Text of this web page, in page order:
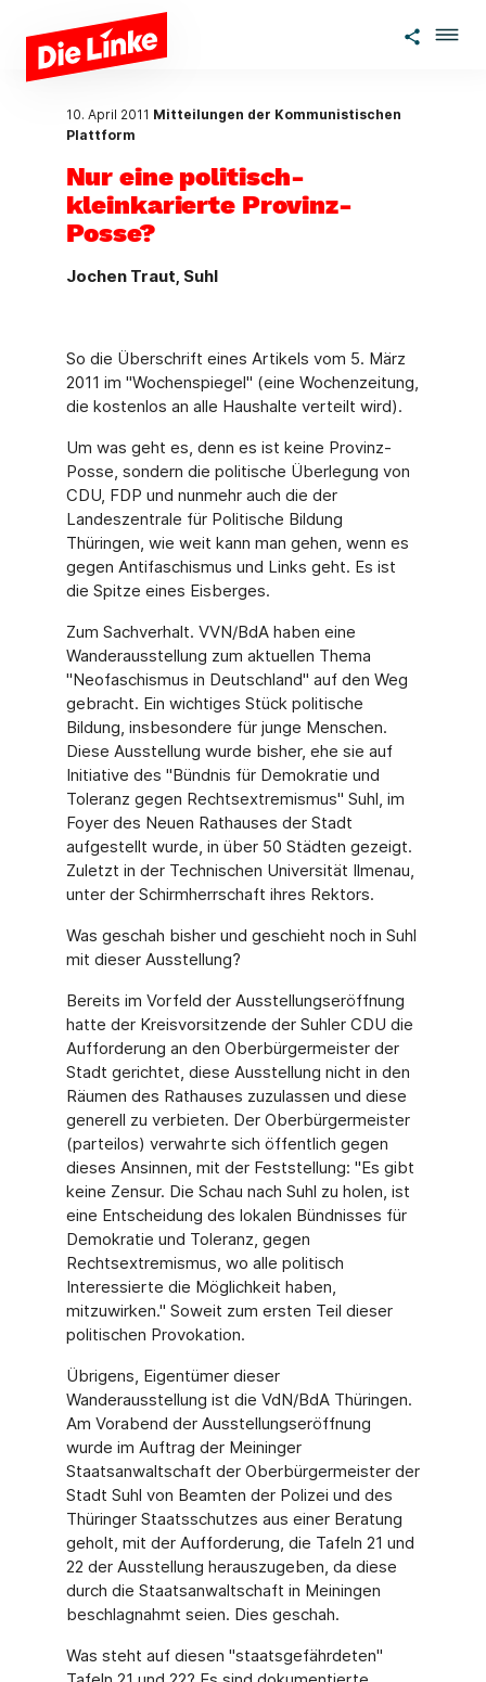
Zum Hauptinhalt springen
10. April 2011 Mitteilungen der Kommunistischen
Plattform
Nur eine politisch-
kleinkarierte Provinz-
Posse?
Jochen Traut, Suhl
So die Überschrift eines Artikels vom 5. März
2011 im "Wochenspiegel" (eine Wochenzeitung,
die kostenlos an alle Haushalte verteilt wird).
Um was geht es, denn es ist keine Provinz-
Posse, sondern die politische Überlegung von
CDU, FDP und nunmehr auch die der
Landeszentrale für Politische Bildung
Thüringen, wie weit kann man gehen, wenn es
gegen Antifaschismus und Links geht. Es ist
die Spitze eines Eisberges.
Zum Sachverhalt. VVN/BdA haben eine
Wanderausstellung zum aktuellen Thema
"Neofaschismus in Deutschland" auf den Weg
gebracht. Ein wichtiges Stück politische
Bildung, insbesondere für junge Menschen.
Diese Ausstellung wurde bisher, ehe sie auf
Initiative des "Bündnis für Demokratie und
Toleranz gegen Rechtsextremismus" Suhl, im
Foyer des Neuen Rathauses der Stadt
aufgestellt wurde, in über 50 Städten gezeigt.
Zuletzt in der Technischen Universität Ilmenau,
unter der Schirmherrschaft ihres Rektors.
Was geschah bisher und geschieht noch in Suhl
mit dieser Ausstellung?
Bereits im Vorfeld der Ausstellungseröffnung
hatte der Kreisvorsitzende der Suhler CDU die
Aufforderung an den Oberbürgermeister der
Stadt gerichtet, diese Ausstellung nicht in den
Räumen des Rathauses zuzulassen und diese
generell zu verbieten. Der Oberbürgermeister
(parteilos) verwahrte sich öffentlich gegen
dieses Ansinnen, mit der Feststellung: "Es gibt
keine Zensur. Die Schau nach Suhl zu holen, ist
eine Entscheidung des lokalen Bündnisses für
Demokratie und Toleranz, gegen
Rechtsextremismus, wo alle politisch
Interessierte die Möglichkeit haben,
mitzuwirken." Soweit zum ersten Teil dieser
politischen Provokation.
Übrigens, Eigentümer dieser
Wanderausstellung ist die VdN/BdA Thüringen.
Am Vorabend der Ausstellungseröffnung
wurde im Auftrag der Meininger
Staatsanwaltschaft der Oberbürgermeister der
Stadt Suhl von Beamten der Polizei und des
Thüringer Staatsschutzes aus einer Beratung
geholt, mit der Aufforderung, die Tafeln 21 und
22 der Ausstellung herauszugeben, da diese
durch die Staatsanwaltschaft in Meiningen
beschlagnahmt seien. Dies geschah.
Was steht auf diesen "staatsgefährdeten"